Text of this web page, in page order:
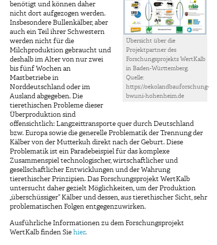
Übersicht über die
Projektpartner des
Forschungsprojekts WertKalb
in Baden-Württemberg.
Quelle:
https://oekolandbauforschung-
bw.uni-hohenheim.de
benötigt und können daher
nicht dort aufgezogen werden.
Insbesondere Bullenkälber, aber
auch ein Teil ihrer Schwestern
werden nicht für die
Milchproduktion gebraucht und
deshalb im Alter von nur zwei
bis fünf Wochen an
Mastbetriebe in
Norddeutschland oder im
Ausland abgegeben. Die
tierethischen Probleme dieser
Überproduktion sind
offensichtlich: Langzeittransporte quer durch Deutschland
bzw. Europa sowie die generelle Problematik der Trennung der
Kälber von der Mutterkuh direkt nach der Geburt. Diese
Problematik ist ein Paradebeispiel für das komplexe
Zusammenspiel technologischer, wirtschaftlicher und
gesellschaftlicher Entwicklungen und der Wahrung
tierethischer Prinzipien. Das Forschungsprojekt WertKalb
untersucht daher gezielt Möglichkeiten, um der Produktion
„überschüssiger“ Kälber und dessen, aus tierethischer Sicht, sehr
problematischen Folgen entgegenzuwirken.
Ausführliche Informationen zu dem Forschungsprojekt
WertKalb finden Sie hier.